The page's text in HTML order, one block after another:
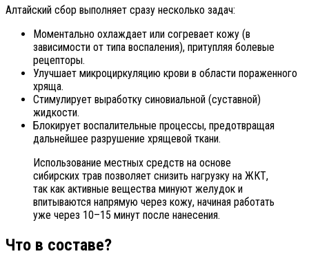
Алтайский сбор выполняет сразу несколько задач:
Моментально охлаждает или согревает кожу (в
зависимости от типа воспаления), притупляя болевые
рецепторы.
Улучшает микроциркуляцию крови в области пораженного
хряща.
Стимулирует выработку синовиальной (суставной)
жидкости.
Блокирует воспалительные процессы, предотвращая
дальнейшее разрушение хрящевой ткани.
Использование местных средств на основе
сибирских трав позволяет снизить нагрузку на ЖКТ,
так как активные вещества минуют желудок и
впитываются напрямую через кожу, начиная работать
уже через 10–15 минут после нанесения.
Что в составе?